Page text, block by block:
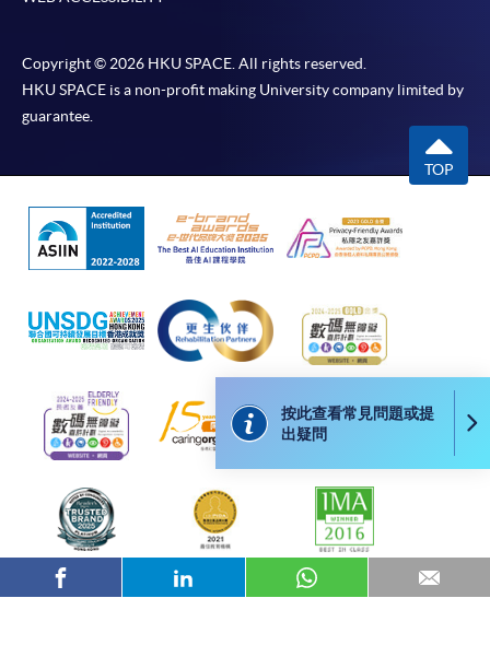
報讀同一學歷頒授課程內其他單元
個別課程為須報讀同一學歷頒授課程及其他單元或繳
交下期學費的學員，提供網上服務，如學員就讀的課
程設有此服務，課程負責人會通知學員有關程序。
網上支付可通過「繳費靈」(PPS) (不適用於手機)、
VISA 或 Mastercard、「微信支付」(Online WeChat
繳付學費。
親身報名/郵遞
凡以「先到先得」為取錄方式的課程，請填妥
SF26報名表，親往報名中心或以郵遞方式連同學
費以及所需證明文件呈交。
按此查看常見問題或提
出疑問
折
Copyright © 2026 HKU SPACE. All rights reserved.
HKU SPACE is a non-profit making University company limited by
guarantee.
TOP